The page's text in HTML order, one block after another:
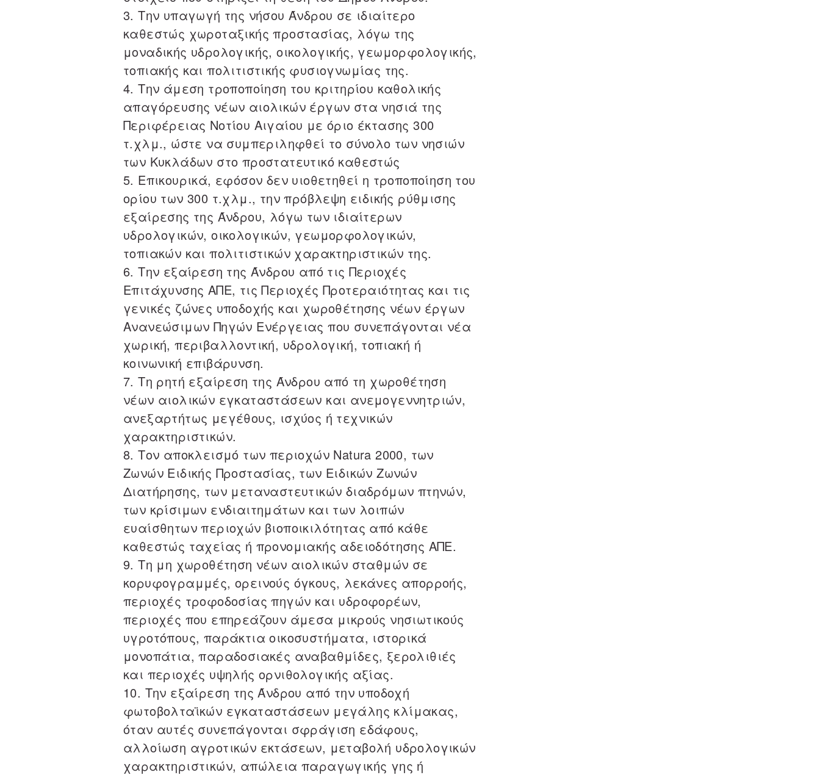
3. Την υπαγωγή της νήσου Άνδρου σε ιδιαίτερο
καθεστώς χωροταξικής προστασίας, λόγω της
μοναδικής υδρολογικής, οικολογικής, γεωμορφολογικής,
τοπιακής και πολιτιστικής φυσιογνωμίας της.
4. Την άμεση τροποποίηση του κριτηρίου καθολικής
απαγόρευσης νέων αιολικών έργων στα νησιά της
Περιφέρειας Νοτίου Αιγαίου με όριο έκτασης 300
τ.χλμ., ώστε να συμπεριληφθεί το σύνολο των νησιών
των Κυκλάδων στο προστατευτικό καθεστώς
5. Επικουρικά, εφόσον δεν υιοθετηθεί η τροποποίηση του
ορίου των 300 τ.χλμ., την πρόβλεψη ειδικής ρύθμισης
εξαίρεσης της Άνδρου, λόγω των ιδιαίτερων
υδρολογικών, οικολογικών, γεωμορφολογικών,
τοπιακών και πολιτιστικών χαρακτηριστικών της.
6. Την εξαίρεση της Άνδρου από τις Περιοχές
Επιτάχυνσης ΑΠΕ, τις Περιοχές Προτεραιότητας και τις
γενικές ζώνες υποδοχής και χωροθέτησης νέων έργων
Ανανεώσιμων Πηγών Ενέργειας που συνεπάγονται νέα
χωρική, περιβαλλοντική, υδρολογική, τοπιακή ή
κοινωνική επιβάρυνση.
7. Τη ρητή εξαίρεση της Άνδρου από τη χωροθέτηση
νέων αιολικών εγκαταστάσεων και ανεμογεννητριών,
ανεξαρτήτως μεγέθους, ισχύος ή τεχνικών
χαρακτηριστικών.
8. Τον αποκλεισμό των περιοχών Natura 2000, των
Ζωνών Ειδικής Προστασίας, των Ειδικών Ζωνών
Διατήρησης, των μεταναστευτικών διαδρόμων πτηνών,
των κρίσιμων ενδιαιτημάτων και των λοιπών
ευαίσθητων περιοχών βιοποικιλότητας από κάθε
καθεστώς ταχείας ή προνομιακής αδειοδότησης ΑΠΕ.
9. Τη μη χωροθέτηση νέων αιολικών σταθμών σε
κορυφογραμμές, ορεινούς όγκους, λεκάνες απορροής,
περιοχές τροφοδοσίας πηγών και υδροφορέων,
περιοχές που επηρεάζουν άμεσα μικρούς νησιωτικούς
υγροτόπους, παράκτια οικοσυστήματα, ιστορικά
μονοπάτια, παραδοσιακές αναβαθμίδες, ξερολιθιές
και περιοχές υψηλής ορνιθολογικής αξίας.
10. Την εξαίρεση της Άνδρου από την υποδοχή
φωτοβολταϊκών εγκαταστάσεων μεγάλης κλίμακας,
όταν αυτές συνεπάγονται σφράγιση εδάφους,
αλλοίωση αγροτικών εκτάσεων, μεταβολή υδρολογικών
χαρακτηριστικών, απώλεια παραγωγικής γης ή